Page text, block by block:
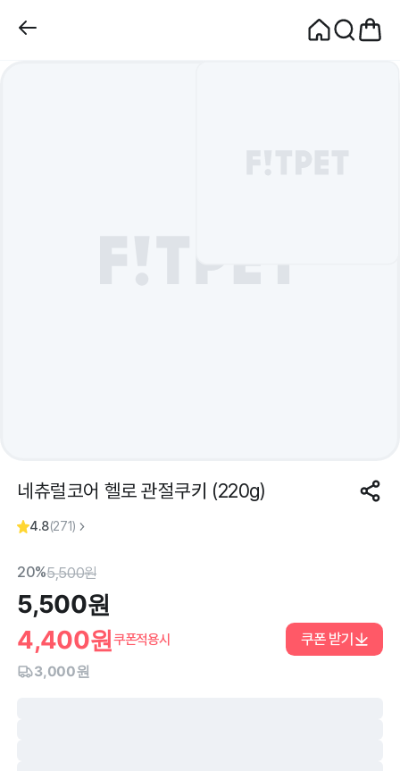
네츄럴코어 헬로 관절쿠키 (220g)
4.8(271)
20%5,500원
5,500원
4,400원쿠폰적용시 쿠폰 받기
3,000원